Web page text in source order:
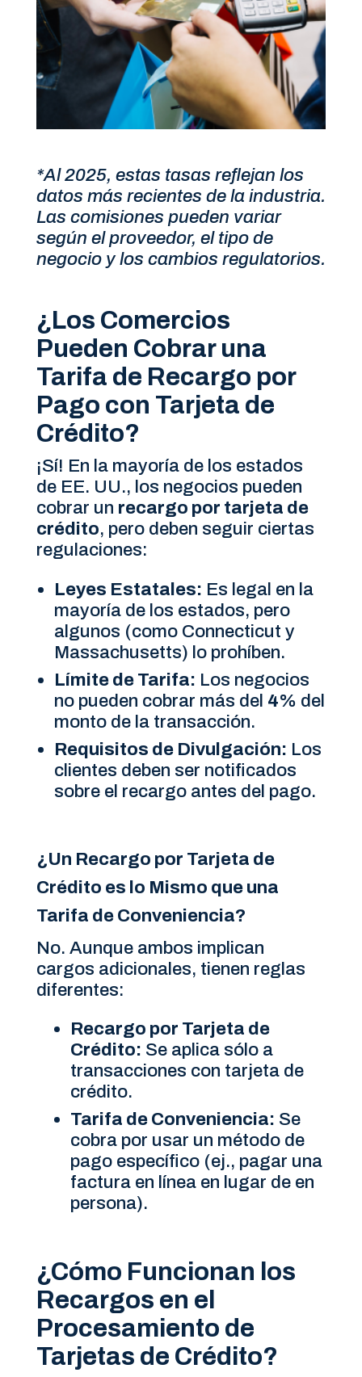
*Al 2025, estas tasas reflejan los
datos más recientes de la industria.
Las comisiones pueden variar
según el proveedor, el tipo de
negocio y los cambios regulatorios.
¿Los Comercios
Pueden Cobrar una
Tarifa de Recargo por
Pago con Tarjeta de
Crédito?
¡Sí! En la mayoría de los estados
de EE. UU., los negocios pueden
cobrar un recargo por tarjeta de
crédito, pero deben seguir ciertas
regulaciones:
Leyes Estatales: Es legal en la
mayoría de los estados, pero
algunos (como Connecticut y
Massachusetts) lo prohíben.
Límite de Tarifa: Los negocios
no pueden cobrar más del 4% del
monto de la transacción.
Requisitos de Divulgación: Los
clientes deben ser notificados
sobre el recargo antes del pago.
¿Un Recargo por Tarjeta de
Crédito es lo Mismo que una
Tarifa de Conveniencia?
No. Aunque ambos implican
cargos adicionales, tienen reglas
diferentes:
Recargo por Tarjeta de
Crédito: Se aplica sólo a
transacciones con tarjeta de
crédito.
Tarifa de Conveniencia: Se
cobra por usar un método de
pago específico (ej., pagar una
factura en línea en lugar de en
persona).
¿Cómo Funcionan los
Recargos en el
Procesamiento de
Tarjetas de Crédito?